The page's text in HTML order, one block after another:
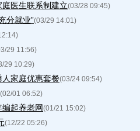
医生联系制建立(03/28 09:45)
分就业”(03/29 14:01)
29 11:56)
29 10:29)
家庭优惠套餐(03/24 09:54)
(02/01 06:52)
起养老网(01/21 15:02)
(12/22 05:26)